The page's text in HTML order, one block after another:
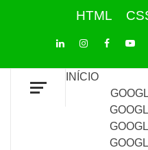
HTML
LinkedInInstagramFacebook
INÍCIO